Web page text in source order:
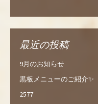
最近の投稿
9月のお知らせ
黒板メニューのご紹介✨
2577